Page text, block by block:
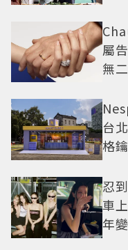
屬
無
台
格
忍
車
年